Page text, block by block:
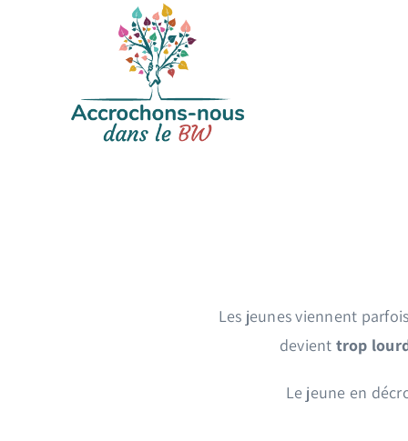
Les jeunes viennent
devient trop
Le jeune en